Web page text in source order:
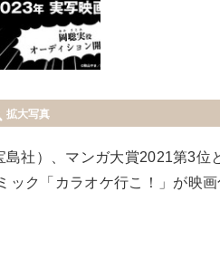
拡大写真
社）、マンガ大賞2021第3位
ク「カラオケ行こ！」が映